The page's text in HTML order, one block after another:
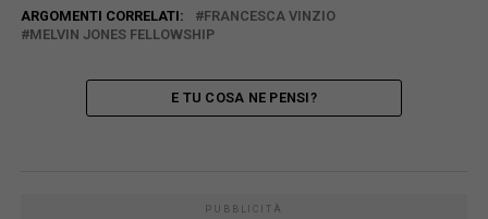
ARGOMENTI CORRELATI:
FRANCESCA VINZIO
MELVIN JONES FELLOWSHIP
E TU COSA NE PENSI?
PUBBLICITÀ